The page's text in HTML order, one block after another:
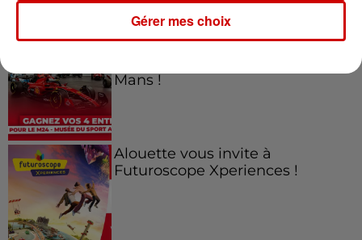
Gagnez vos entrées pour le
Mans !
Alouette vous invite à
Futuroscope Xperiences !
Gérer mes choix